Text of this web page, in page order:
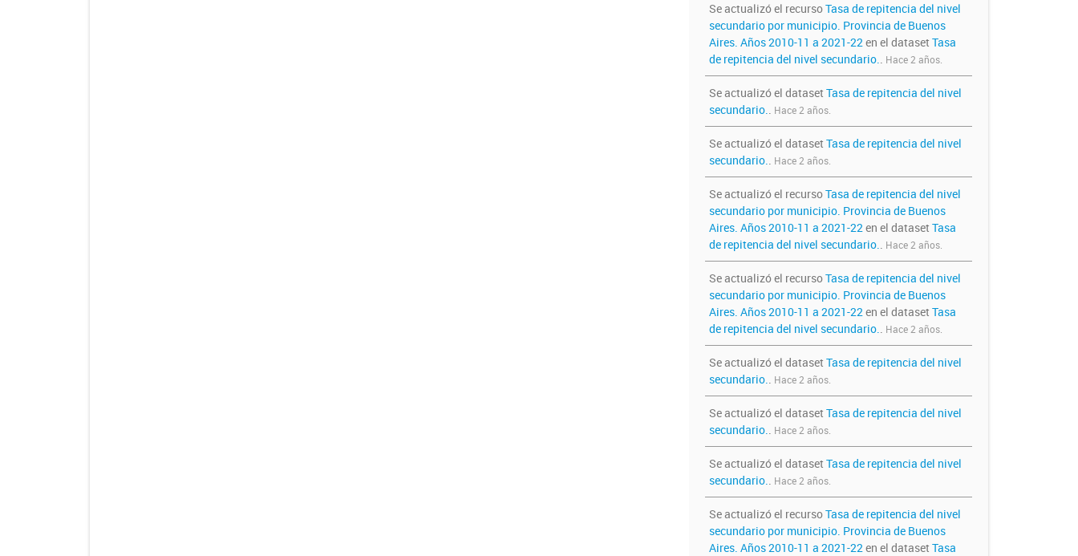
Se actualizó el recursoTasa de repitencia del nivel
secundario por municipio. Provincia de Buenos
Aires. Años 2010-11 a 2021-22en el dataset Tasa
de repitencia del nivel secundario.. Hace 2 años.
Se actualizó el dataset Tasa de repitencia del nivel
secundario.. Hace 2 años.
Se actualizó el dataset Tasa de repitencia del nivel
secundario.. Hace 2 años.
Se actualizó el recursoTasa de repitencia del nivel
secundario por municipio. Provincia de Buenos
Aires. Años 2010-11 a 2021-22en el dataset Tasa
de repitencia del nivel secundario.. Hace 2 años.
Se actualizó el recursoTasa de repitencia del nivel
secundario por municipio. Provincia de Buenos
Aires. Años 2010-11 a 2021-22en el dataset Tasa
de repitencia del nivel secundario.. Hace 2 años.
Se actualizó el dataset Tasa de repitencia del nivel
secundario.. Hace 2 años.
Se actualizó el dataset Tasa de repitencia del nivel
secundario.. Hace 2 años.
Se actualizó el dataset Tasa de repitencia del nivel
secundario.. Hace 2 años.
Se actualizó el recursoTasa de repitencia del nivel
secundario por municipio. Provincia de Buenos
Aires. Años 2010-11 a 2021-22en el dataset Tasa